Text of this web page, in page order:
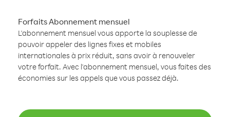
Forfaits Abonnement mensuel
L'abonnement mensuel vous apporte la souplesse de
pouvoir appeler des lignes fixes et mobiles
internationales à prix réduit, sans avoir à renouveler
votre forfait. Avec l'abonnement mensuel, vous faites des
économies sur les appels que vous passez déjà.